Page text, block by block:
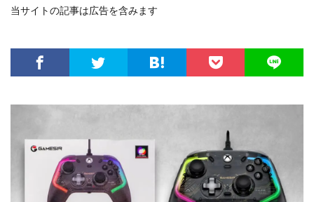
当サイトの記事は広告を含みます